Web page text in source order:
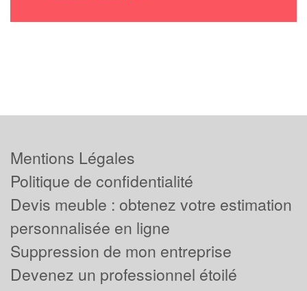
Mentions Légales
Politique de confidentialité
Devis meuble : obtenez votre estimation
personnalisée en ligne
Suppression de mon entreprise
Devenez un professionnel étoilé